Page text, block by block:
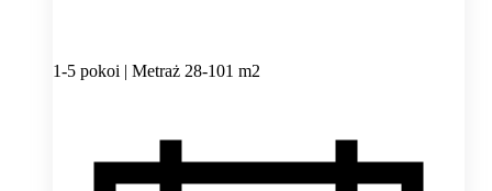
1-5 pokoi | Metraż 28-101 m2